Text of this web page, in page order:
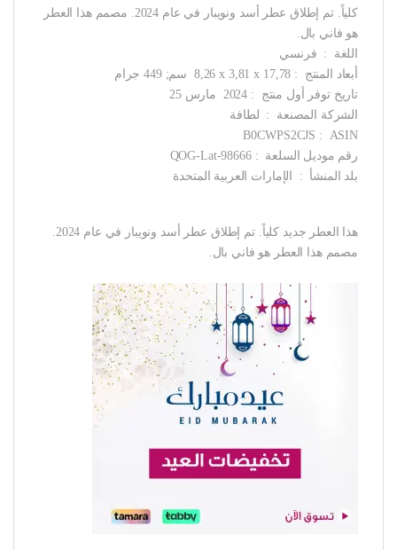
كلياً. تم إطلاق عطر أسد ونويبار في عام 2024. مصمم هذا العطر
هو فاني بال.
اللغة ‏ : ‎ فرنسي
أبعاد المنتج ‏ : ‎ 8,26 x 3,81 x 17,78 سم; 449 جرام
تاريخ توفر أول منتج ‏ : ‎ 2024 مارس 25
الشركة المصنعة ‏ : ‎ لطافة
ASIN ‏ : ‎ B0CWPS2CJS
رقم موديل السلعة ‏ : ‎ QOG-Lat-98666
بلد المنشأ ‏ : ‎ الإمارات العربية المتحدة
مصمم هذا العطر هو فاني بال.